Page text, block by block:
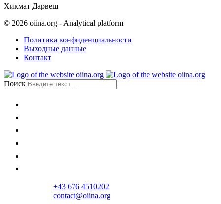
Хикмат Дарвеш
© 2026 oiina.org - Analytical platform
Политика конфиденциальности
Выходные данные
Контакт
Поиск
+43 676 4510202
contact@oiina.org